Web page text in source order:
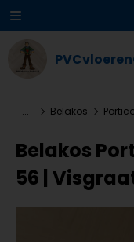
... Belakos
Belakos
56 |